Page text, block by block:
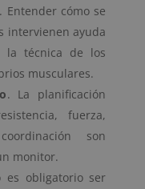
. Entender cómo se
intervienen ayuda
la técnica de los
musculares.
. La planificación
fuerza,
son
monitor.
es obligatorio ser